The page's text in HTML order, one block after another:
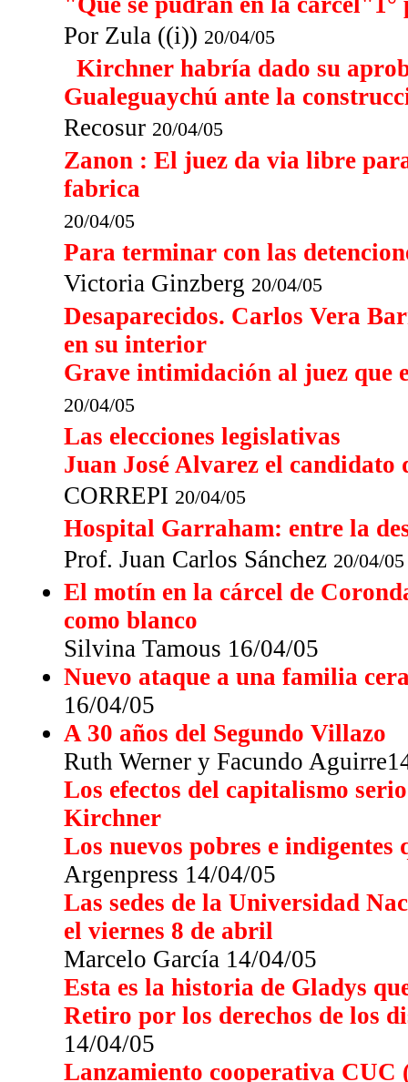
Por Zula ((i)) 20/04/05
Kirchner habría dado su
Gualeguaychú ante la
Recosur 20/04/05
Zanon : El juez da via libre
fabrica
20/04/05
Para terminar con las
Victoria Ginzberg 20/04/05
Desaparecidos. Carlos Vera
en su interior
Grave intimidación al juez que
20/04/05
Las elecciones legislativas
Juan José Alvarez el candidato
CORREPI 20/04/05
Hospital Garraham: entre la
Prof. Juan Carlos Sánchez 20/04/05
El motín en la cárcel de
como blanco
Silvina Tamous 16/04/05
Nuevo ataque a una familia
16/04/05
A 30 años del Segundo Villazo
Ruth Werner y Facundo
Los efectos del capitalismo
Kirchner
Los nuevos pobres e
Argenpress 14/04/05
Las sedes de la Universidad
el viernes 8 de abril
Marcelo García 14/04/05
Esta es la historia de Gladys
Retiro por los derechos de los
14/04/05
Lanzamiento cooperativa CUC